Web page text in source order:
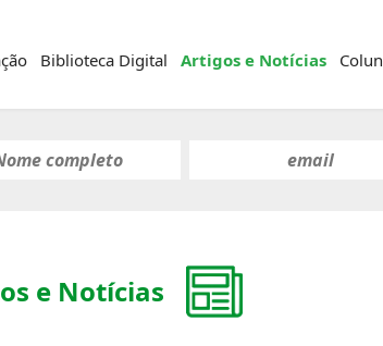
Biblioteca Digital Artigos e Notícias
e Notícias